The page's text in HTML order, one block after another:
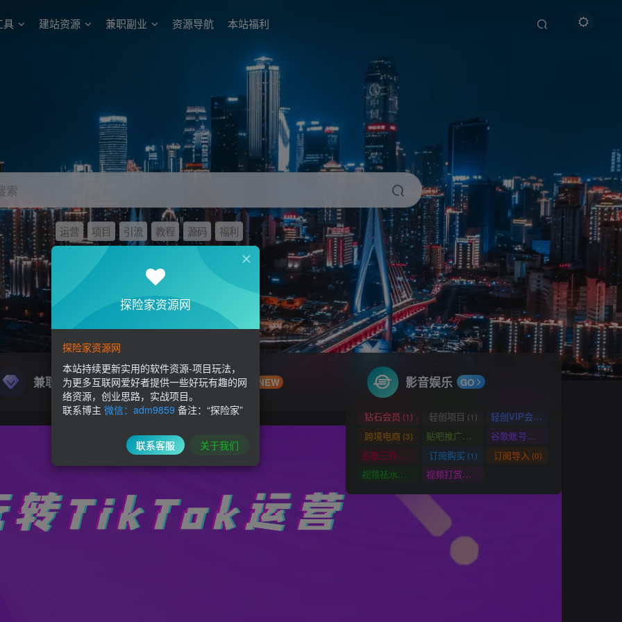
具 建站资源 兼职副业 资源导航 本站福利
索
运营 项目 引流 教程 源码 福利
兼职副业 精品源码 NEW 影音娱乐 GO
搜索
开启精彩搜索
热门搜索
运营 项目 引流 教程
源码
心里话 安装
机场
探险家跨境导航
TikTok
Google
外网
节点 美区ID
火箭
免费资源
电报 改密教程
标签云
项目门槛 (1) 项目推广(2)
项目变现
钻石会员 (1) 轻创项目 (1) 轻创VIP会员群
跨境电商 (3) 贴吧推广教程 (1) 谷歌账号注册
谷歌三件套 订阅购买(1) 订阅导入 (0)
视频祛水印工具 (1) 视频打赏系统
探险家资源网
探险家资源网
本站持续更新实用的软件资源-项目玩法，
为更多互联网爱好者提供一些好玩有趣的网
络资源，创业思路，实战项目。
联系博主 微信：adm9859 备注：“探险家”
联系客服 关于我们